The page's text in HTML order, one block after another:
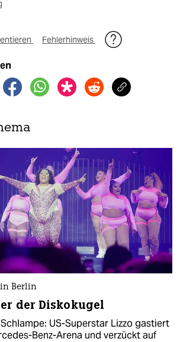
Fehlerhinweis
Berlin
der Diskokugel
US-Superstar Lizzo gastiert
Benz-Arena und verzückt auf